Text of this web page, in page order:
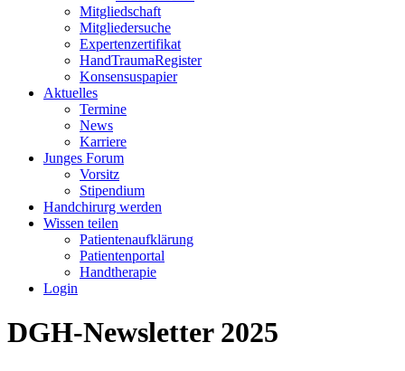
Mitgliedschaft
Mitgliedersuche
Expertenzertifikat
HandTraumaRegister
Konsensuspapier
Aktuelles
Termine
News
Karriere
Junges Forum
Vorsitz
Stipendium
Handchirurg werden
Wissen teilen
Patientenaufklärung
Patientenportal
Handtherapie
Login
DGH-Newsletter 2025